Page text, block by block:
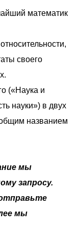
математик
своего
(«Наука и
науки») в двух
названием
мы
запросу.
мы